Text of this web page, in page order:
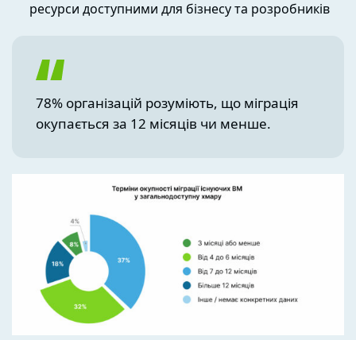
ресурси доступними для бізнесу та розробників
78% організацій розуміють, що міграція
окупається за 12 місяців чи менше.